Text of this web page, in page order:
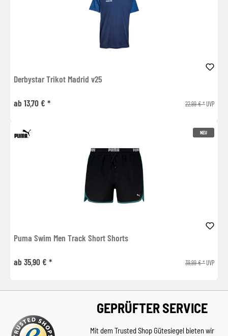
Derbystar Trikot Madrid v25
ab 13,70 € * 22,99 € *UVP
NEU
Puma Swim Men Track Short Shorts
ab 35,90 € * 39,99 € *UVP
GEPRÜFTER SERVICE
Mit dem Trusted Shop Gütesiegel bieten wir